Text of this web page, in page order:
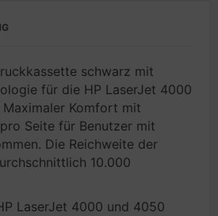
schwarz mit
für die HP LaserJet 4000
Komfort mit
Seite für Benutzer mit
Die Reichweite der
10.000
LaserJet 4000 und 4050